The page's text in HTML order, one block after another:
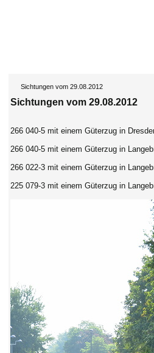
Sichtungen vom 29.08.2012
Sichtungen vom 29.08.2012
266 040-5 mit einem Güterzug in
266 040-5 mit einem Güterzug in
266 022-3 mit einem Güterzug in
225 079-3 mit einem Güterzug in